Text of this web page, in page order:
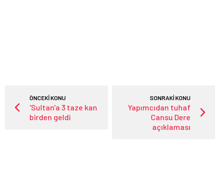
ÖNCEKİ KONU
'Sultan'a 3 taze kan
birden geldi
SONRAKİ KONU
Yapımcıdan tuhaf
Cansu Dere
açıklaması